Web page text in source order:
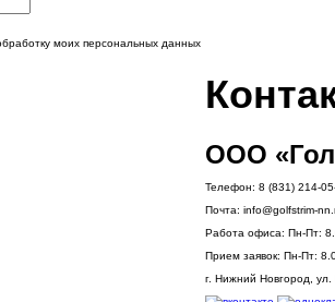
моих персональных данных
ООО
Телефон: 8 (831) 214-
Почта: info@golfstrim-
Работа офиса: Пн-Пт:
Прием заявок: Пн-Пт:
г. Нижний Новгород,